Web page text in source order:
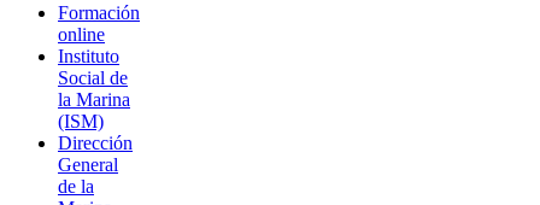
Formación
online
Instituto
Social de
la Marina
(ISM)
Dirección
General
de la